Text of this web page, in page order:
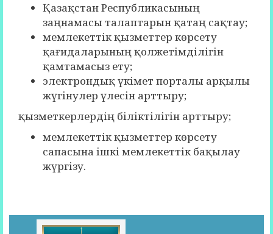
Қазақстан Республикасының
заңнамасы талаптарын қатаң сақтау;
мемлекеттік қызметтер көрсету
қағидаларының қолжетімділігін
қамтамасыз ету;
электрондық үкімет порталы арқылы
жүгінулер үлесін арттыру;
қызметкерлердің біліктілігін арттыру;
мемлекеттік қызметтер көрсету
сапасына ішкі мемлекеттік бақылау
жүргізу.